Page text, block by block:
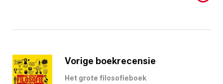
Vorige boekrecensie
Het grote filosofieboek